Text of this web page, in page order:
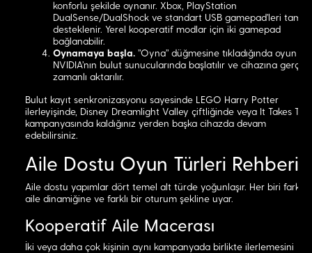
konforlu şekilde oynanır. Xbox, PlayStation
DualSense/DualShock ve standart USB gamepad'leri tam
desteklenir. Yerel kooperatif modlar için iki gamepad
bağlanabilir.
Oynamaya başla. "Oyna" düğmesine tıkladığında oyun
NVIDIA'nın bulut sunucularında başlatılır ve cihazına gerçek
zamanlı aktarılır.
Bulut kayıt senkronizasyonu sayesinde LEGO Harry Potter
ilerleyişinde, Disney Dreamlight Valley çiftliğinde veya It Takes
kampanyasında kaldığınız yerden başka cihazda devam
edebilirsiniz.
Aile Dostu Oyun Türleri Rehberi
Aile dostu yapımlar dört temel alt türde yoğunlaşır. Her biri farklı
aile dinamiğine ve farklı bir oturum şekline uyar.
Kooperatif Aile Macerası
İki veya daha çok kişinin aynı kampanyada birlikte ilerlemesini